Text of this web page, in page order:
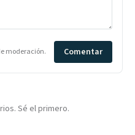
moderación. Comentar
Sé el primero.